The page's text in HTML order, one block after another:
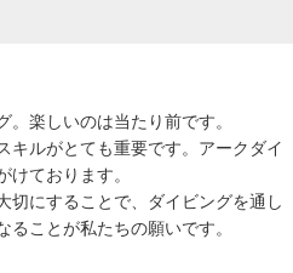
楽しいのは当たり前です。
キルがとても重要です。アークダイ
けております。
切にすることで、ダイビングを通し
ことが私たちの願いです。